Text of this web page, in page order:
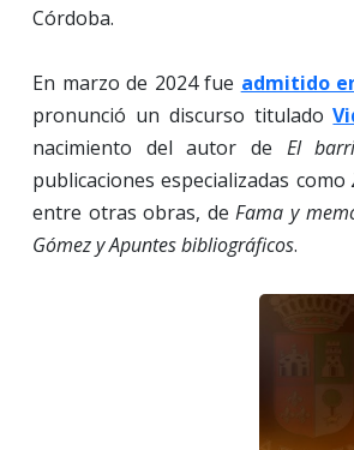
Córdoba.
En marzo de 2024 fue admitido
pronunció un discurso titulado
nacimiento del autor de El
publicaciones especializadas como
entre otras obras, deFama y
Gómez y Apuntes bibliográficos.